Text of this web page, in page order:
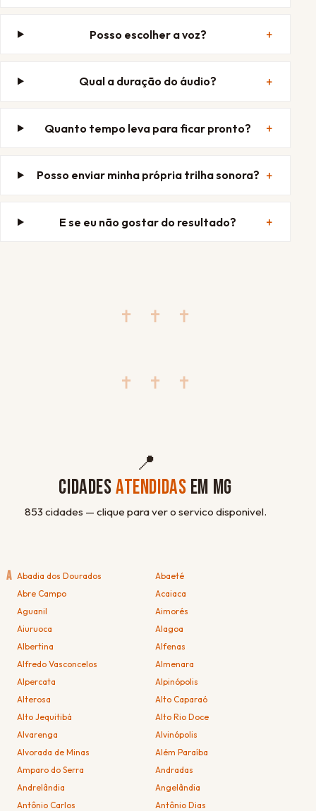
Posso escolher a voz?
Qual a duração do áudio?
Quanto tempo leva para ficar pronto?
Posso enviar minha própria trilha sonora?
E se eu não gostar do resultado?
✝ ✝ ✝
✝ ✝ ✝
📍
CIDADESATENDIDAS EM MG
853 cidades — clique para ver o servico disponivel.
A Abadia dos Dourados
Abaeté
Abre Campo
Acaiaca
Aguanil
Aimorés
Aiuruoca
Alagoa
Albertina
Alfenas
Alfredo Vasconcelos
Almenara
Alpercata
Alpinópolis
Alterosa
Alto Caparaó
Alto Jequitibá
Alto Rio Doce
Alvarenga
Alvinópolis
Alvorada de Minas
Além Paraíba
Amparo do Serra
Andradas
Andrelândia
Angelândia
Antônio Carlos
Antônio Dias